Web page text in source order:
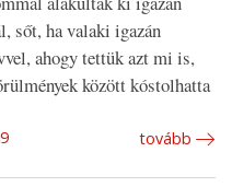
sőt, ha valaki igazán
ahogy tettük azt mi is,
között kóstolhatta
tovább